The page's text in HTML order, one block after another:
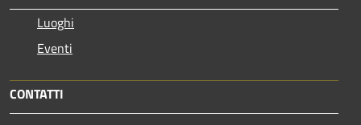
Luoghi
Eventi
CONTATTI